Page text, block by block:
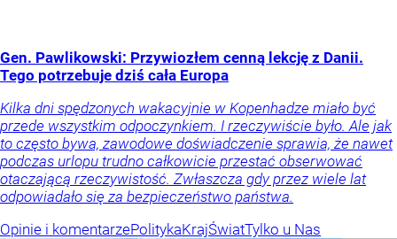
Gen. Pawlikowski: Przywiozłem cenną lekcję z Danii.
Tego potrzebuje dziś cała Europa
Kilka dni spędzonych wakacyjnie w Kopenhadze miało być
przede wszystkim odpoczynkiem. I rzeczywiście było. Ale jak
to często bywa, zawodowe doświadczenie sprawia, że nawet
podczas urlopu trudno całkowicie przestać obserwować
otaczającą rzeczywistość. Zwłaszcza gdy przez wiele lat
odpowiadało się za bezpieczeństwo państwa.
Opinie i komentarzePolitykaKrajŚwiatTylko u Nas